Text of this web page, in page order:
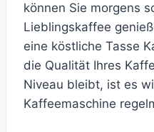
können Sie morgens
Lieblingskaffee
eine köstliche Tasse
die Qualität Ihres
Niveau bleibt, ist es
Kaffeemaschine